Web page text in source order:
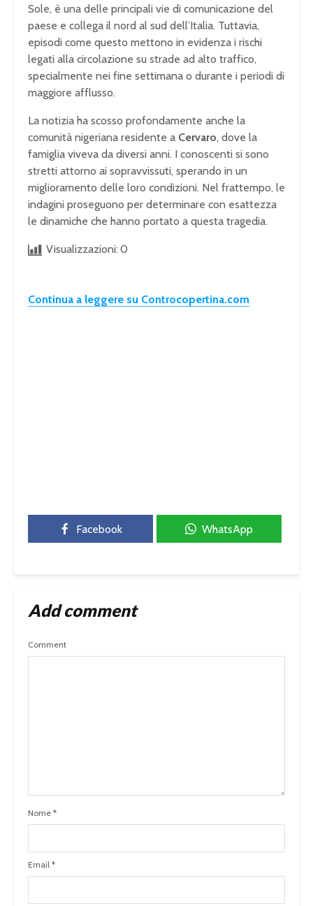
Sole, è una delle principali vie di comunicazione del
paese e collega il nord al sud dell’Italia. Tuttavia,
episodi come questo mettono in evidenza i rischi
legati alla circolazione su strade ad alto traffico,
specialmente nei fine settimana o durante i periodi di
maggiore afflusso.
La notizia ha scosso profondamente anche la
comunità nigeriana residente a Cervaro, dove la
famiglia viveva da diversi anni. I conoscenti si sono
stretti attorno ai sopravvissuti, sperando in un
miglioramento delle loro condizioni. Nel frattempo, le
indagini proseguono per determinare con esattezza
le dinamiche che hanno portato a questa tragedia.
Visualizzazioni: 0
Continua a leggere su Controcopertina.com
Facebook WhatsApp
Add comment
Comment
Nome *
Email *